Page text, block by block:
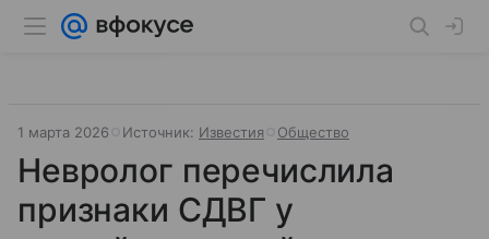
1 марта 2026 Источник: Известия Общество
Невролог перечислила
признаки СДВГ у